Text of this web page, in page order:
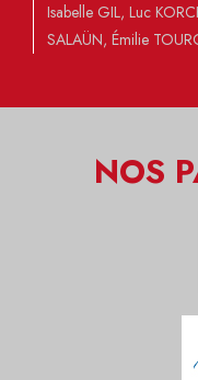
Isabelle GIL, Luc
SALAÜN, Émilie
NOS